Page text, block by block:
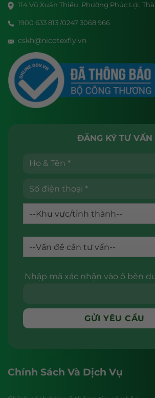
114 Vũ Xuân Thiều, Phường Phúc Lợi,
1900 633 813 /0247 3068 966
cskh@nicotexfly.vn
ĐĂNG KÝ TƯ VẤN
Nhập mã xác nhận vào ô bên
Chính Sách Và Dịch Vụ